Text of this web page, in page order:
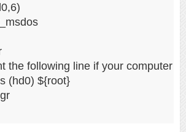
following line if your computer
(hd0) ${root}